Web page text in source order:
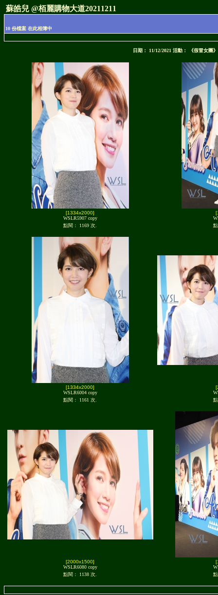
蘇皓兒 @栢麗購物大道20211211
10 份檔案 在此相簿中
日期： 11/12/2021 活動： 《假冒女團
[1334x2000]
WSLR5907 copy
點閱： 1169 次.
[1334x2000]
WSLR6004 copy
點閱： 1161 次.
[2000x1500]
WSLR6080 copy
點閱： 1138 次.